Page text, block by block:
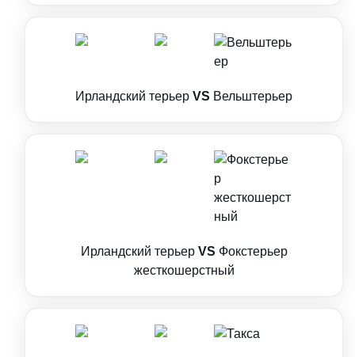
Ирландский терьер VS Вельштерьер
Ирландский терьер VS Фокстерьер
жесткошерстный